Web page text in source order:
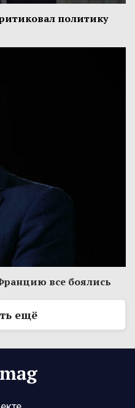
политику
все боялись
ещё